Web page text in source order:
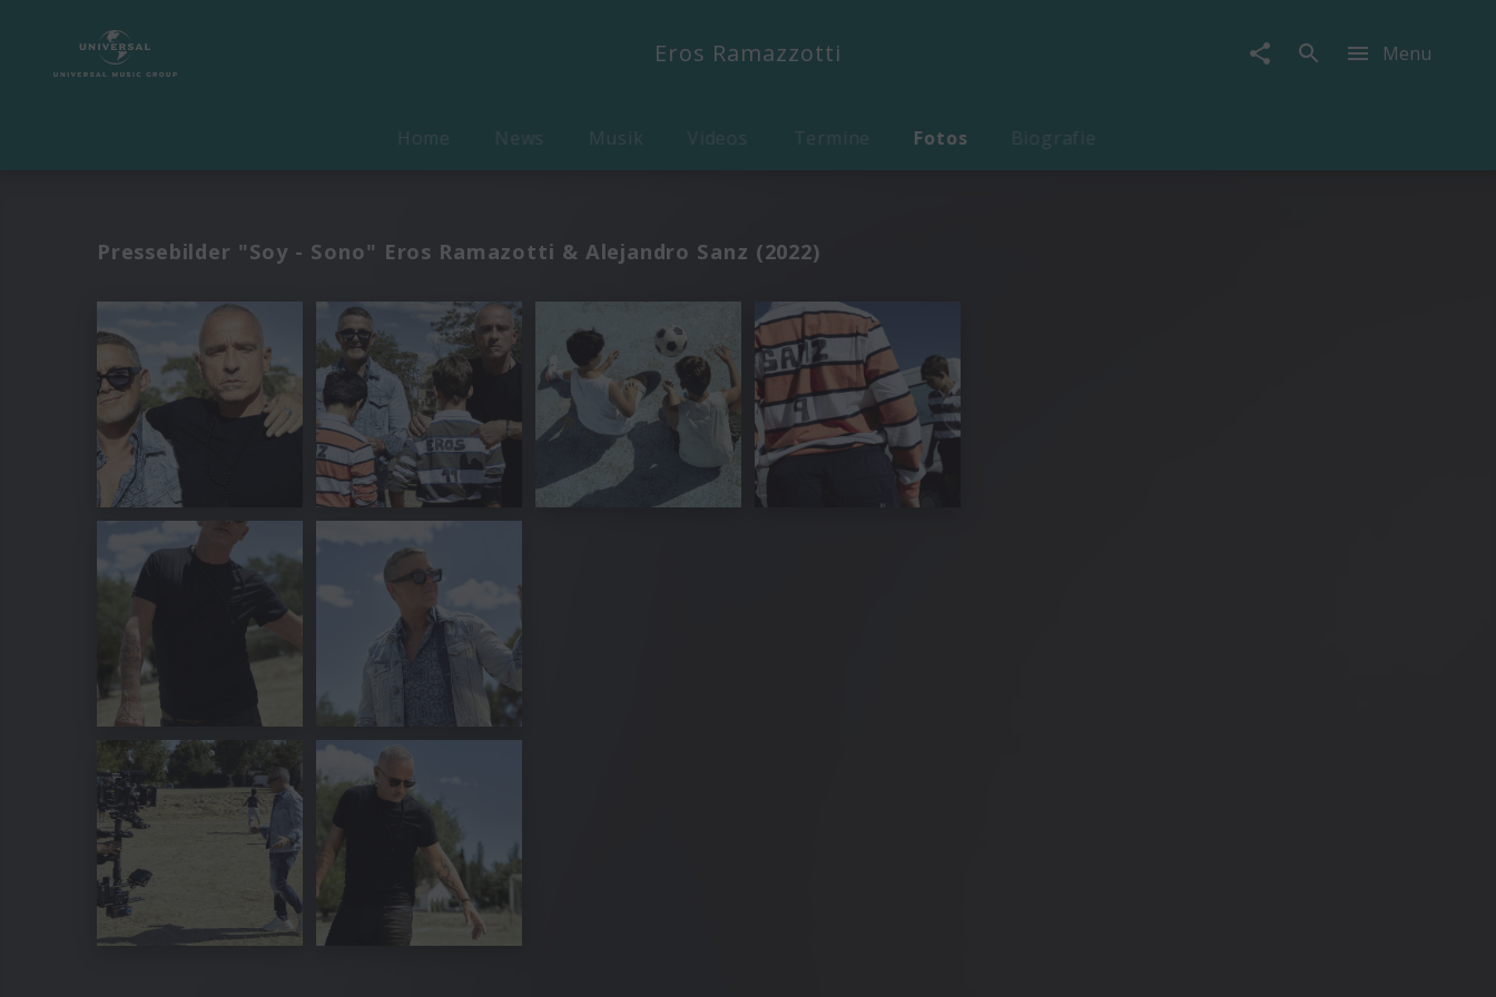
Eros Ramazzotti Menu
Home News Musik Videos Termine Fotos Biografie
Pressebilder "Soy - Sono" Eros Ramazotti & Alejandro Sanz (2022)